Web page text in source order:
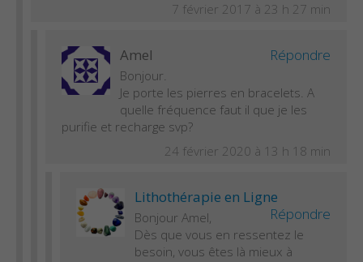
7 février 2017 à 23 h 27 min
Amel Répondre
Bonjour.
Je porte les pierres en bracelets. A
quelle fréquence faut il que je les
purifie et recharge svp?
24 février 2020 à 13 h 18 min
Lithothérapie en Ligne
Répondre
Bonjour Amel,
Dès que vous en ressentez le
besoin, vous êtes là mieux à